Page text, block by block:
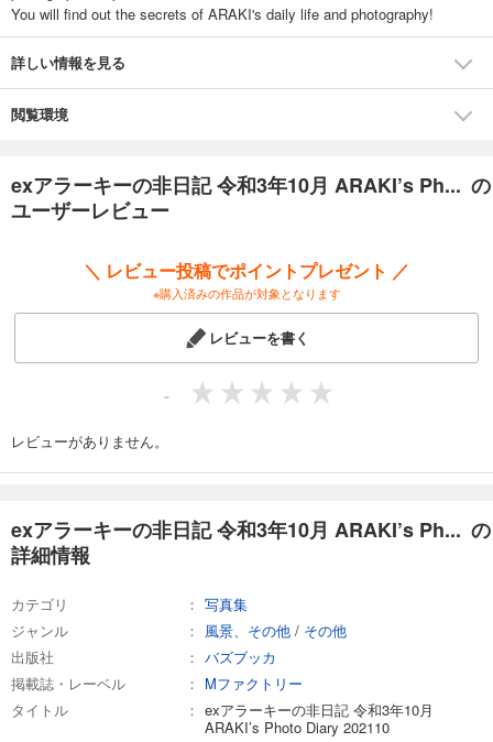
You will find out the secrets of ARAKI's daily life and photography!
詳しい情報を見る
閲覧環境
exアラーキーの非日記 令和3年10月 ARAKI’s Ph... の
ユーザーレビュー
＼ レビュー投稿でポイントプレゼント ／
※購入済みの作品が対象となります
レビューを書く
-
レビューがありません。
exアラーキーの非日記 令和3年10月 ARAKI’s Ph... の
詳細情報
カテゴリ
写真集
ジャンル
風景、その他 / その他
出版社
バズブッカ
掲載誌・レーベル
Mファクトリー
タイトル
exアラーキーの非日記 令和3年10月
ARAKI’s Photo Diary 202110